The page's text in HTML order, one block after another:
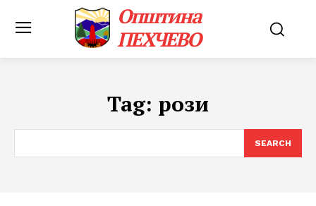
Општина
ПЕХЧЕВО
Tag: рози
SEARCH